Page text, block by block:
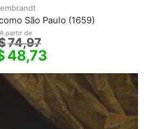
São Paulo (1659)
A partir de
74,97
48,73